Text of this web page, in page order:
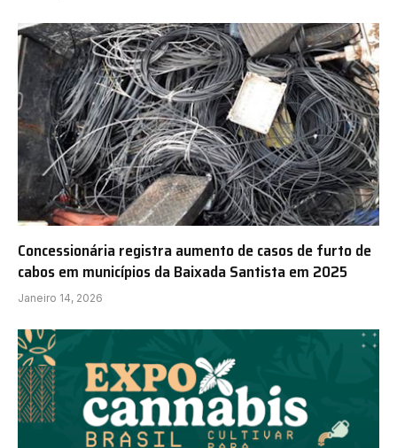
Concessionária registra aumento de casos de furto de
cabos em municípios da Baixada Santista em 2025
Janeiro 14, 2026